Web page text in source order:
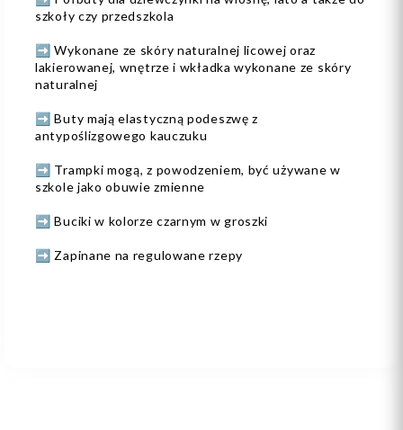
szkoły czy przedszkola
➡️ Wykonane ze skóry naturalnej licowej oraz
lakierowanej, wnętrze i wkładka wykonane ze skóry
naturalnej
➡️ Buty mają elastyczną podeszwę z
antypoślizgowego kauczuku
➡️ Trampki mogą, z powodzeniem, być używane w
szkole jako obuwie zmienne
➡️ Buciki w kolorze czarnym w groszki
➡️ Zapinane na regulowane rzepy